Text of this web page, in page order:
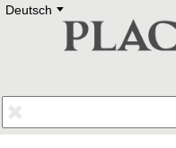
Deutsch E
Deutsch
Francais
Polski